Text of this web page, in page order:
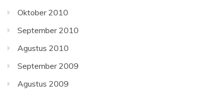
Oktober 2010
September 2010
Agustus 2010
September 2009
Agustus 2009